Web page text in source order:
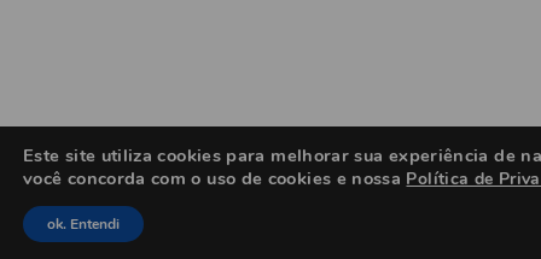
Este site utiliza cookies para melhorar sua experiência de
você concorda com o uso de cookies e nossa Política de
ok. Entendi